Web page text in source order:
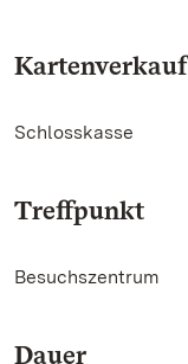
Kartenverkauf
Schlosskasse
Treffpunkt
Besuchszentrum
Dauer